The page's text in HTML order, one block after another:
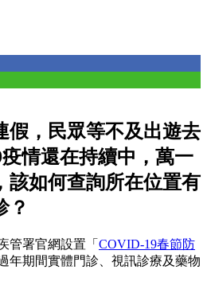
假，民眾等不及出遊去
情還在持續中，萬一
該如何查詢所在位置有
？
管署官網設置「 COVID-19春節防
年期間實體門診、視訊診療及藥物